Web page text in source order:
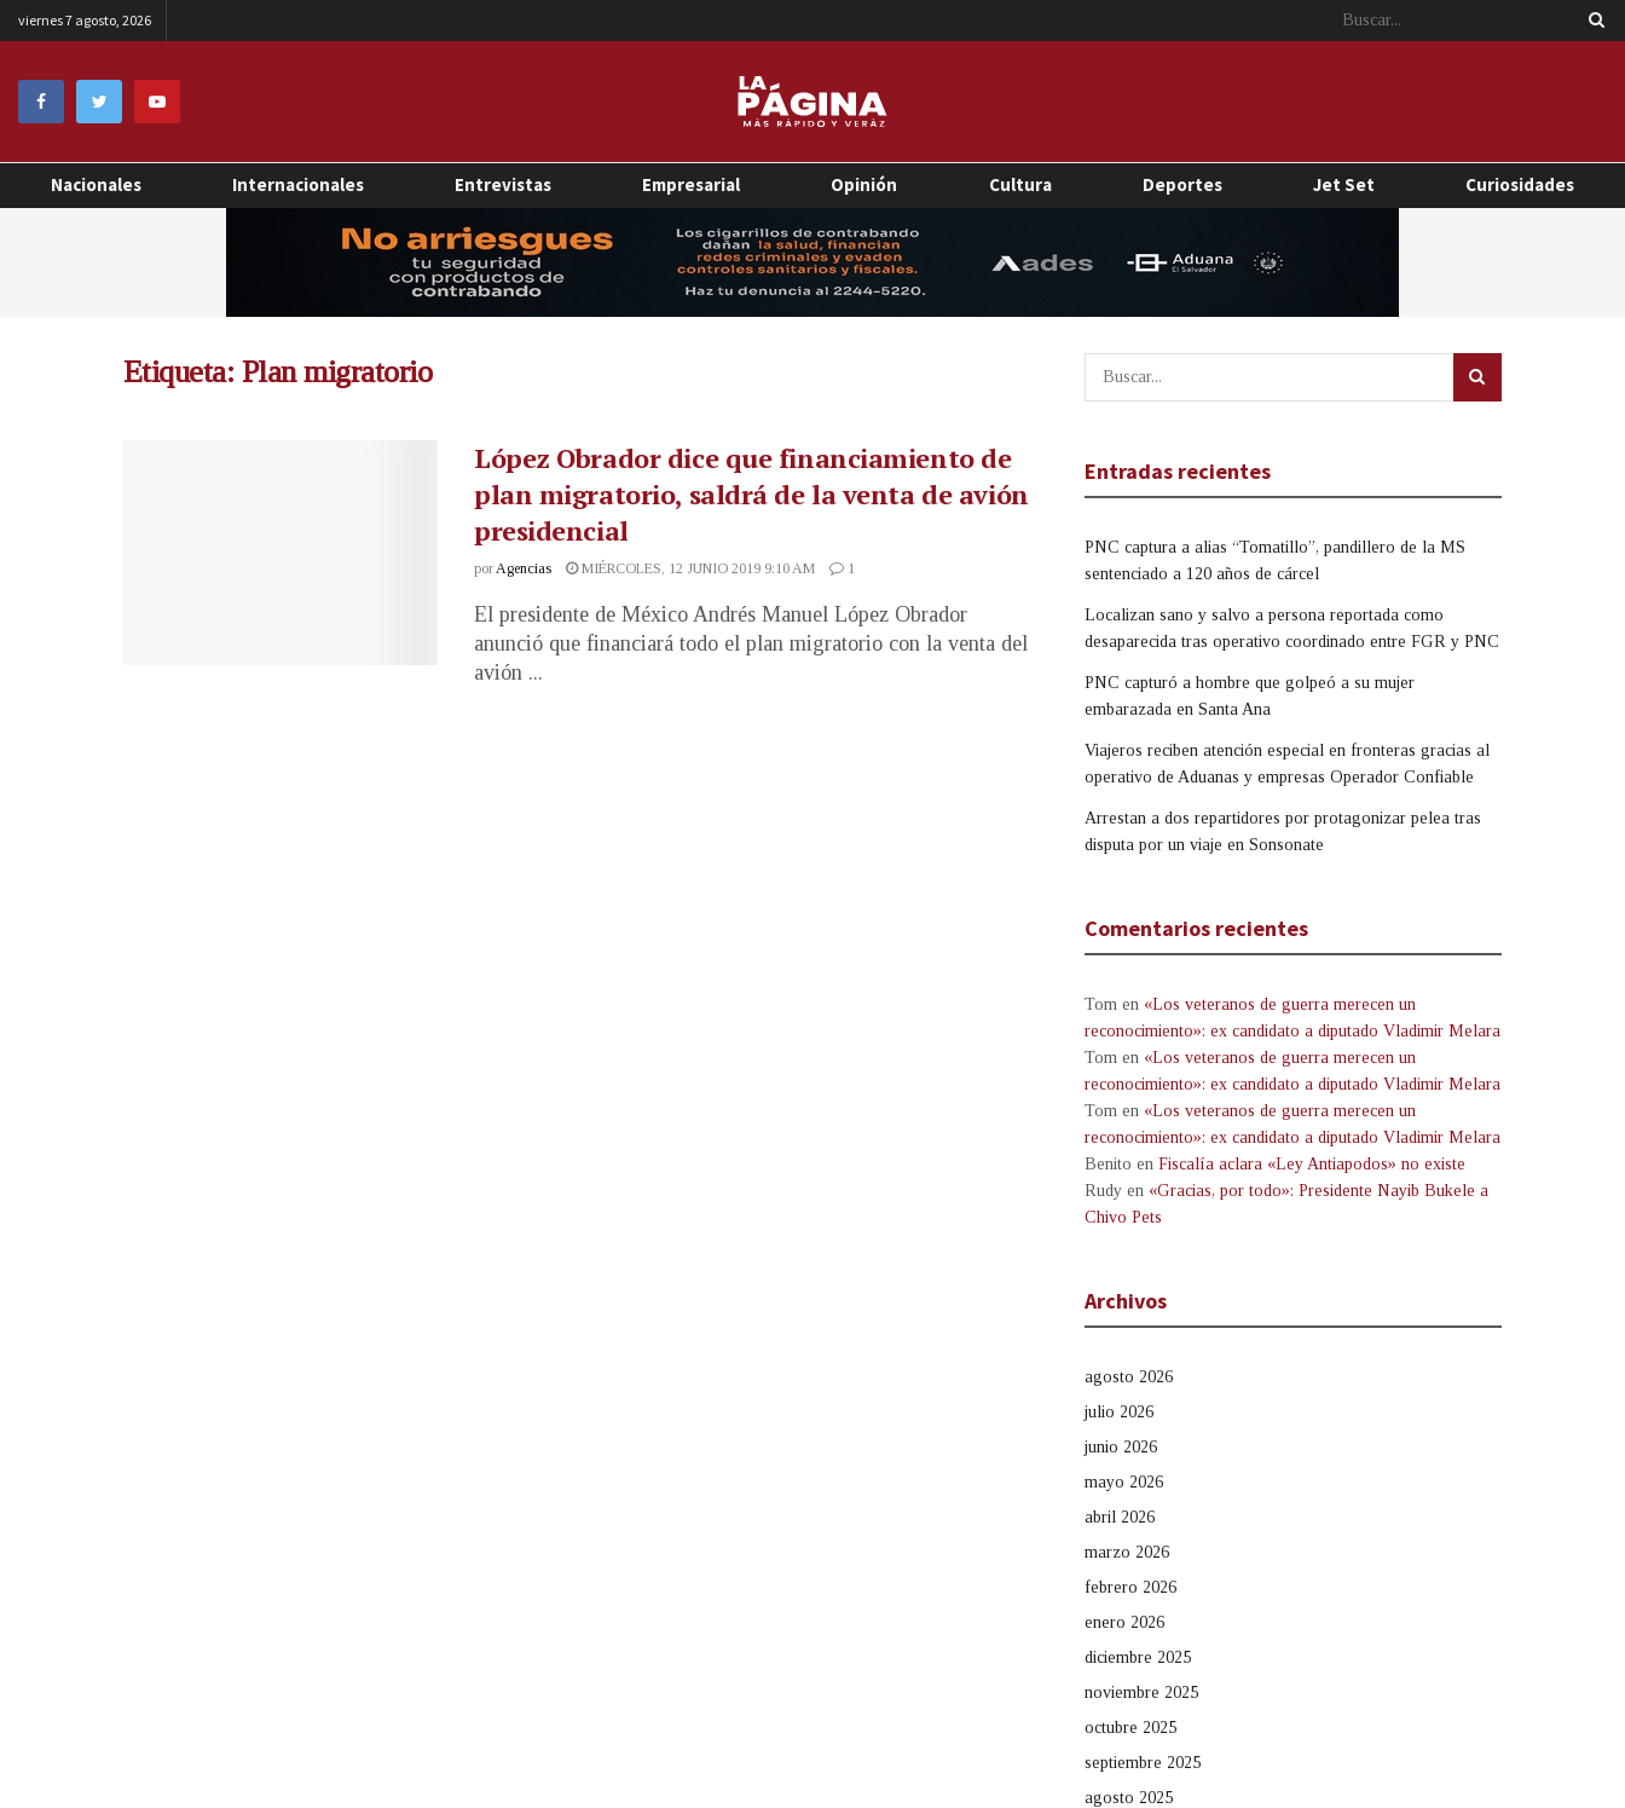
viernes 7 agosto, 2026
Nacionales Internacionales Entrevistas Empresarial Opinión Cultura Deportes Jet Set Curiosidades
Etiqueta: Plan migratorio
López Obrador dice que financiamiento de
plan migratorio, saldrá de la venta de avión
presidencial
porAgencias MIÉRCOLES, 12 JUNIO 2019 9:10 AM 1
El presidente de México Andrés Manuel López Obrador
anunció que financiará todo el plan migratorio con la venta del
avión ...
Entradas recientes
PNC captura a alias “Tomatillo”, pandillero de la MS
sentenciado a 120 años de cárcel
Localizan sano y salvo a persona reportada como
desaparecida tras operativo coordinado entre FGR y PNC
PNC capturó a hombre que golpeó a su mujer
embarazada en Santa Ana
Viajeros reciben atención especial en fronteras gracias al
operativo de Aduanas y empresas Operador Confiable
Arrestan a dos repartidores por protagonizar pelea tras
disputa por un viaje en Sonsonate
Comentarios recientes
Tom en «Los veteranos de guerra merecen un
reconocimiento»: ex candidato a diputado Vladimir Melara
Tom en «Los veteranos de guerra merecen un
reconocimiento»: ex candidato a diputado Vladimir Melara
Tom en «Los veteranos de guerra merecen un
reconocimiento»: ex candidato a diputado Vladimir Melara
Benito en Fiscalía aclara «Ley Antiapodos» no existe
Rudy en «Gracias, por todo»: Presidente Nayib Bukele a
Chivo Pets
Archivos
agosto 2026
julio 2026
junio 2026
mayo 2026
abril 2026
marzo 2026
febrero 2026
enero 2026
diciembre 2025
noviembre 2025
octubre 2025
septiembre 2025
agosto 2025